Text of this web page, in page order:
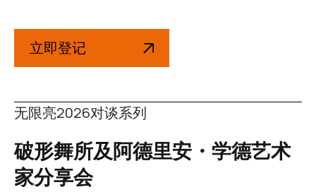
立即登记
破形舞所及阿德里安・学德艺术
家分享会
无限亮2026对谈系列